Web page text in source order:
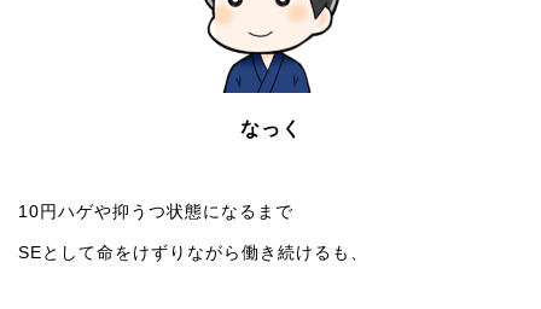
なっく
10円ハゲや抑うつ状態になるまで
SEとして命をけずりながら働き続けるも、